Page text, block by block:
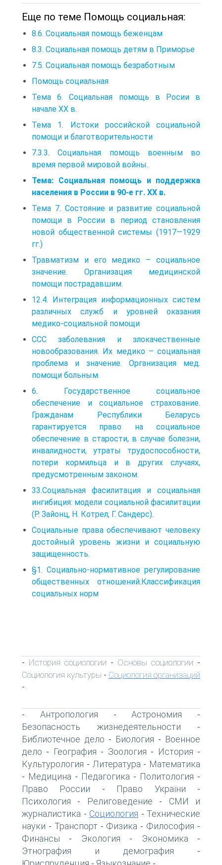
Еще по теме Помощь социальная:
8.6. Социальная помощь беженцам
8.3. Социальная помощь детям в Приморье
7.5. Социальная помощь безработным
Помощь социальная
Тема 6. Социальная помощь в Росии в
начале XX в.
Тема 1. Истоки российской социальной
помощи и благотворительности
7.3.3. Социальная помощь военным во
время первой мировой войны.
Тема: Социальная помощь и поддержка
населения в России в 90-е гг. XX в.
Тема 7. Состояние и развитие социальной
помощи в России в период становления
новой общественной системы (1917—1929
гг.)
Травматизм и его медико – социальное
значение. Организация медицинской
помощи пострадавшим.
12.4. Интеграция информационных систем
различных служб и уровней оказания
медико-социальной помощи
ССС заболевания и злокачественные
новообразования. Их медико – социальная
проблема и значение. Организация мед.
помощи больным.
6. Государственное социальное
обеспечение и социальное страхование.
Гражданам Республики Беларусь
гарантируется право на социальное
обеспечение в старости, в случае болезни,
инвалидности, утраты трудоспособности,
потери кормильца и в других случаях,
предусмотренным законом.
33.Социальная фасилитация и социальная
ингибиция: модели социальной фасилитации
(Р. Зайонц, Н. Котрел, Г. Сандерс).
Социальные права обеспечивают человеку
достойный уровень жизни и социальную
защищенность.
§1. Социально-нормативное регулирование
общественных отношений.Классификация
социальных норм
- История социологии - Основы социологии -
Социология культуры - Социология организаций
-
- Антропология -Астрономия -
Безопасность жизнедеятельности -
Библиотечное дело - Биология - Военное
дело - География - Зоология - История -
Культурология - Литература - Математика
- Медицина - Педагогика - Политология -
Право России - Право України -
Психология - Религоведение - СМИ и
журналистика - Социология - Технические
науки - Транспорт- Физика - Философия -
Финансы - Экология - Экономика -
Этнография и демография -